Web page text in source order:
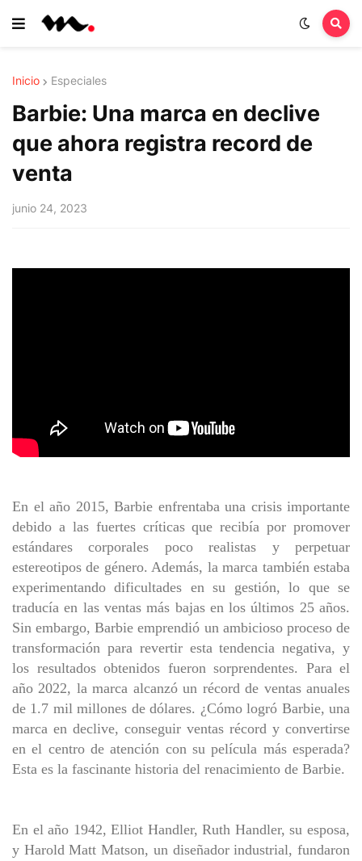
Inicio Especiales
Barbie: Una marca en declive
que ahora registra record de
venta
junio 24, 2023
En el año 2015, Barbie enfrentaba una crisis importante
debido a las fuertes críticas que recibía por promover
estándares corporales poco realistas y perpetuar
estereotipos de género. Además, la marca también estaba
experimentando dificultades en su gestión, lo que se
traducía en las ventas más bajas en los últimos 25 años.
Sin embargo, Barbie emprendió un ambicioso proceso de
transformación para revertir esta tendencia negativa, y
los resultados obtenidos fueron sorprendentes. Para el
año 2022, la marca alcanzó un récord de ventas anuales
de 1.7 mil millones de dólares. ¿Cómo logró Barbie, una
marca en declive, conseguir ventas récord y convertirse
en el centro de atención con su película más esperada?
Esta es la fascinante historia del renacimiento de Barbie.
En el año 1942, Elliot Handler, Ruth Handler, su esposa,
y Harold Matt Matson, un diseñador industrial, fundaron